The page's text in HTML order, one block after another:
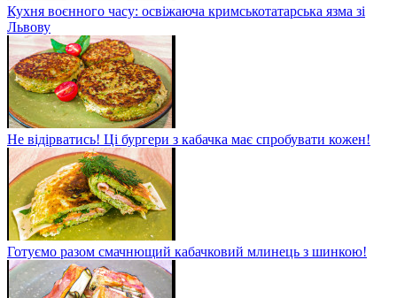
Кухня воєнного часу: освіжаюча кримськотатарська язма зі
Львову
Не відірватись! Ці бургери з кабачка має спробувати кожен!
Готуємо разом смачнющий кабачковий млинець з шинкою!